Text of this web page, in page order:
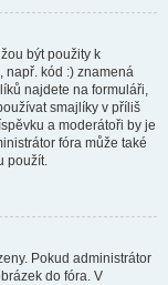
být použity k
např. kód :) znamená
najdete na formuláři,
smajlíky v příliš
a moderátoři by je
fóra může také
použít.
Pokud administrátor
do fóra. V